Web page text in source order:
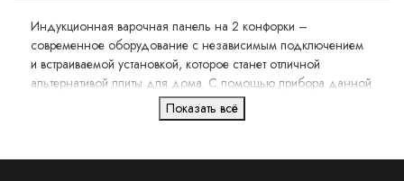
Индукционная варочная панель на 2 конфорки –
современное оборудование с независимым подключением
и встраиваемой установкой, которое станет отличной
альтернативой плиты для дома. С помощью прибора данной
категории можно готовить разнообразные блюда, полезные
для здоровья и красоты, использовать различные способы
Показать всё